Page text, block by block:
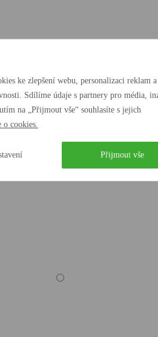
ke zlepšení webu, personalizaci reklam a
Sdílíme údaje s partnery pro média,
na „Přijmout vše“ souhlasíte s jejich
o cookies.
Přijmout vše
a.s.